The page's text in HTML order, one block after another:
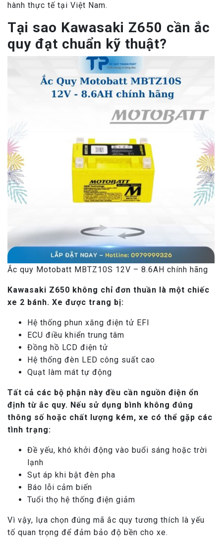
hành thực tế tại Việt Nam.
Tại sao Kawasaki Z650 cần ắc
quy đạt chuẩn kỹ thuật?
Ắc quy Motobatt MBTZ10S 12V – 8.6AH chính hãng
Kawasaki Z650 không chỉ đơn thuần là một chiếc
xe 2 bánh. Xe được trang bị:
Hệ thống phun xăng điện tử EFI
ECU điều khiển trung tâm
Đồng hồ LCD điện tử
Hệ thống đèn LED công suất cao
Quạt làm mát tự động
Tất cả các bộ phận này đều cần nguồn điện ổn
định từ ắc quy. Nếu sử dụng bình không đúng
thông số hoặc chất lượng kém, xe có thể gặp các
tình trạng:
Đề yếu, khó khởi động vào buổi sáng hoặc trời
lạnh
Sụt áp khi bật đèn pha
Báo lỗi cảm biến
Tuổi thọ hệ thống điện giảm
Vì vậy, lựa chọn đúng mã ắc quy tương thích là yếu
tố quan trọng để đảm bảo độ bền cho xe.